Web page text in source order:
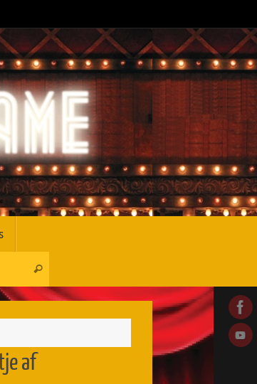
Zoeken
af